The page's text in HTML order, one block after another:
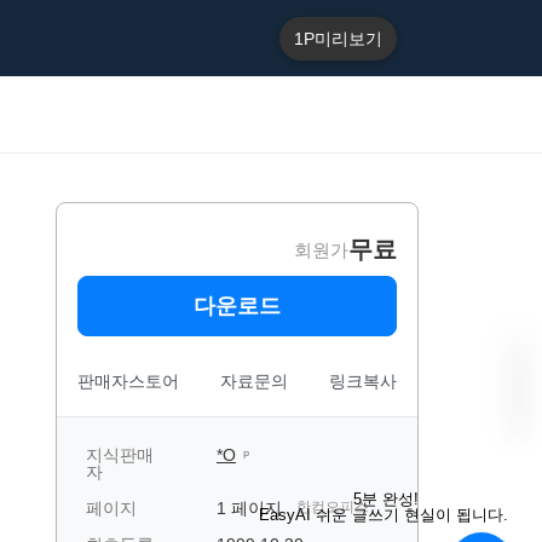
1P미리보기
회원가무료
다운로드
판매자스토어 자료문의 링크복사
지식판매
자
*O P
페이지 1 페이지 한컴오피스5분 완성!
EasyAI 쉬운 글쓰기 현실이 됩니다.